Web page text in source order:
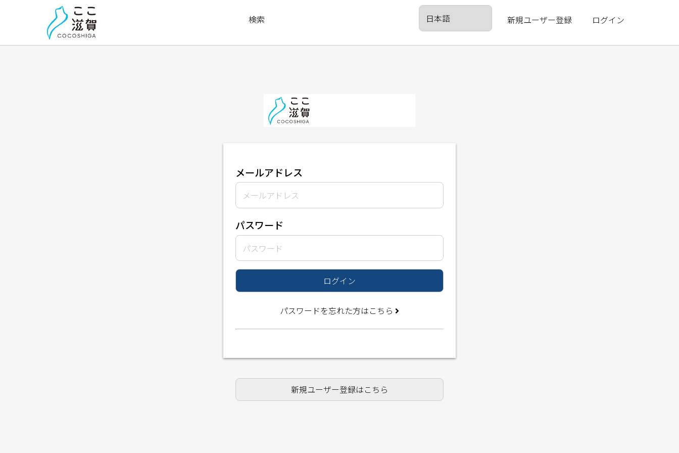
検索 新規ユーザー登録 ログイン
メールアドレス
パスワード
ログイン
パスワードを忘れた方はこちら
新規ユーザー登録はこちら